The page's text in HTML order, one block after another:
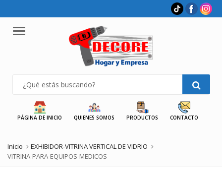
Menu
PÁGINA DE INICIO QUIENES SOMOS PRODUCTOS CONTACTO
Inicio
EXHIBIDOR-VITRINA VERTICAL DE VIDRIO
VITRINA-PARA-EQUIPOS-MEDICOS